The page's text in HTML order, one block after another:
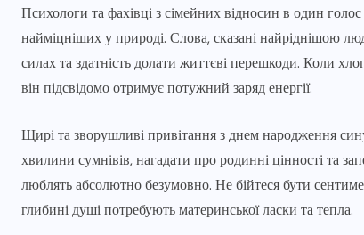
Психологи та фахівці з сімейних відносин в один
найміцніших у природі. Слова, сказані найріднішою
силах та здатність долати життєві перешкоди. Коли
він підсвідомо отримує потужний заряд енергії.
Щирі та зворушливі привітання з днем народження
хвилини сумнівів, нагадати про родинні цінності та
люблять абсолютно безумовно. Не бійтеся бути
глибині душі потребують материнської ласки та тепла.